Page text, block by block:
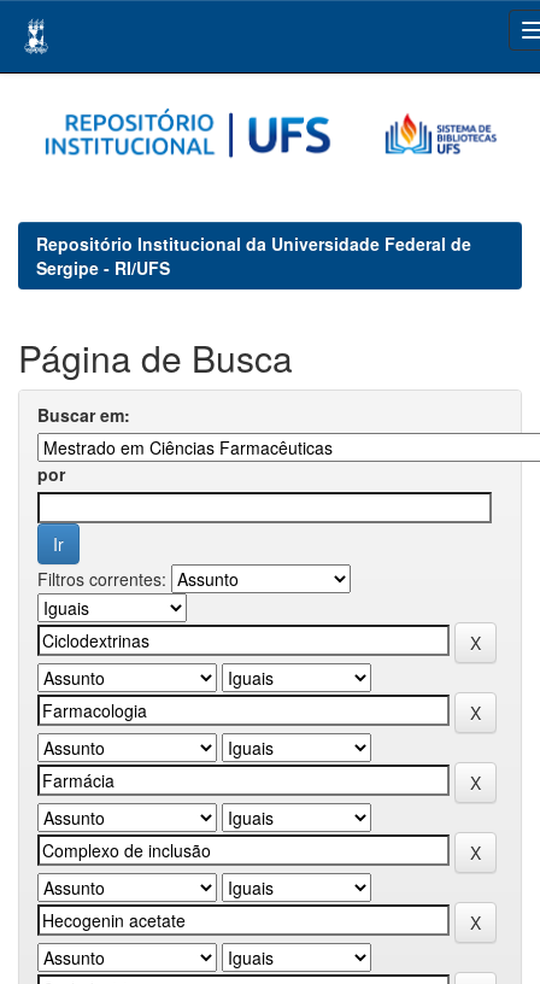
navigation
Repositório Institucional da Universidade Federal de
Sergipe - RI/UFS
Página de Busca
Buscar em:
por
Filtros correntes: